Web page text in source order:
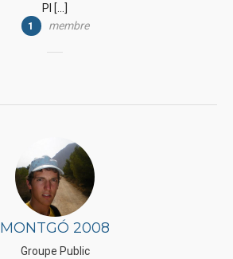
Pl […]
1 membre
MONTGÓ 2008
Groupe Public